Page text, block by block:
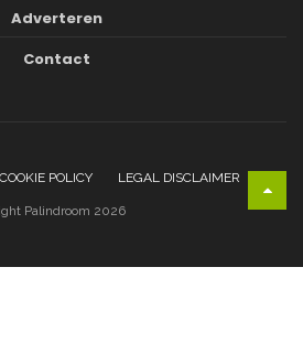
Adverteren
Contact
COOKIE POLICY LEGAL DISCLAIMER
Palindroom 2026